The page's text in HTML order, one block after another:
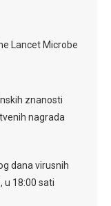
Lancet Microbe
znanosti
nagrada
dana virusnih
u 18:00 sati